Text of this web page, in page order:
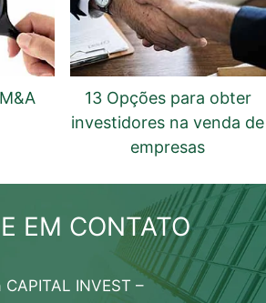
13 Opções para obter
investidores na venda de
empresas
EM CONTATO
CAPITAL INVEST –